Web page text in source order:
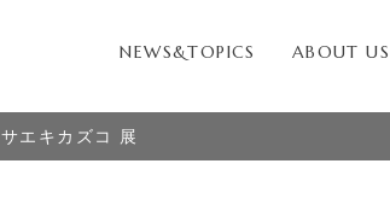
NEWS&TOPICS ABOUT US
サエキカズコ 展